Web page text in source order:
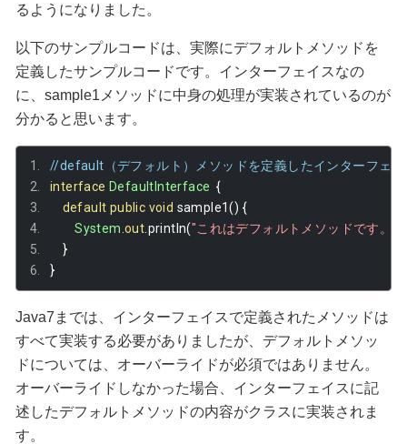
るようになりました。
以下のサンプルコードは、実際にデフォルトメソッドを
定義したサンプルコードです。インターフェイスなの
に、sample1メソッドに中身の処理が実装されているのが
分かると思います。
//default（デフォルト）メソッドを定義したインターフェ
interface DefaultInterface {
default public void sample1() {
System .out println("これはデフォルトメソッドです。"
}
}
Java7までは、インターフェイスで定義されたメソッドは
すべて実装する必要がありましたが、デフォルトメソッ
ドについては、オーバーライドが必須ではありません。
オーバーライドしなかった場合、インターフェイスに記
述したデフォルトメソッドの内容がクラスに実装されま
す。